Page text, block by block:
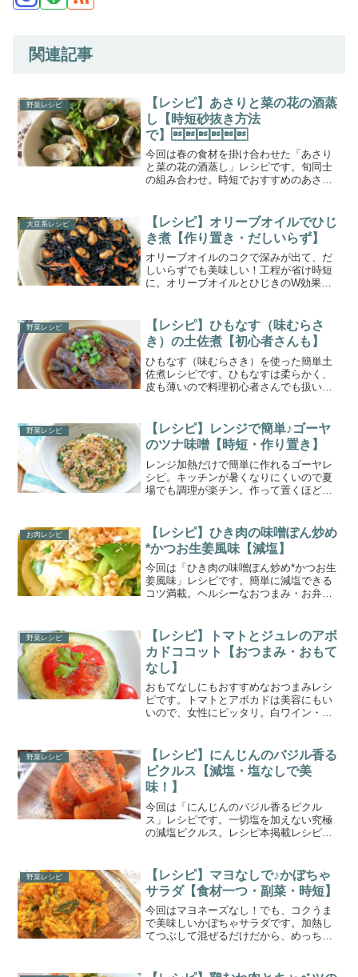
関連記事
野菜レシピ
【レシピ】あさりと菜の花の酒蒸
し【時短砂抜き方法
で】
今回は春の食材を掛け合わせた「あさり
と菜の花の酒蒸し」レシピです。旬同士
の組み合わせ。時短でおすすめのあさり
大豆系レシピ
【レシピ】オリーブオイルでひじ
き煮【作り置き・だしいらず】
オリーブオイルのコクで深みが出て、だ
しいらずでも美味しい！工程が省け時短
に。オリーブオイルとひじきのW効果で
重宝します。
野菜レシピ
【レシピ】ひもなす（味むらさ
き）の土佐煮【初心者さんも】
ひもなす（味むらさき）を使った簡単土
佐煮レシピです。ひもなすは柔らかく、
皮も薄いので料理初心者さんでも扱いや
く冷やしても美味しいので夏の作り置き
にピッタリ。
野菜レシピ
【レシピ】レンジで簡単♪ゴーヤ
のツナ味噌【時短・作り置き】
レンジ加熱だけで簡単に作れるゴーヤレ
シピ。キッチンが暑くなりにくいので夏
場でも調理が楽チン。作って置くほど味
当のおかずやおつまみ、あと一品欲しい
時にぜひお試しください。
お肉レシピ
【レシピ】ひき肉の味噌ぽん炒め
*かつお生姜風味【減塩】
今回は「ひき肉の味噌ぽん炒め*かつお生
姜風味」レシピです。簡単に減塩できる
コツ満載。ヘルシーなおつまみ・お弁当
野菜レシピ
【レシピ】トマトとジュレのアボ
カドココット【おつまみ・おもて
なし】
おもてなしにもおすすめなおつまみレシ
ピです。トマトとアボカドは美容にもい
いので、女性にピッタリ。白ワイン・シ
日の前菜としても。
野菜レシピ
【レシピ】にんじんのバジル香る
ピクルス【減塩・塩なしで美
味！】
今回は「にんじんのバジル香るピクル
ス」レシピです。一切塩を加えない究極
の減塩ピクルス。レシピ本掲載レシピ。
弁当のおかずにもピッタリです。
野菜レシピ
【レシピ】マヨなしで♪かぼちゃ
サラダ【食材一つ・副菜・時短】
今回はマヨネーズなし！でも、コクうま
で美味しいかぼちゃサラダです。加熱し
てつぶして混ぜるだけだから、めっちゃ
もピッタリです。料理初心者さんもぜひ